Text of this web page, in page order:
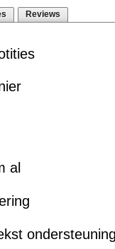
Reviews
al